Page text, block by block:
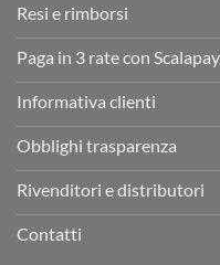
Resi e rimborsi
Paga in 3 rate con Scalapay
Informativa clienti
Obblighi trasparenza
Rivenditori e distributori
Contatti